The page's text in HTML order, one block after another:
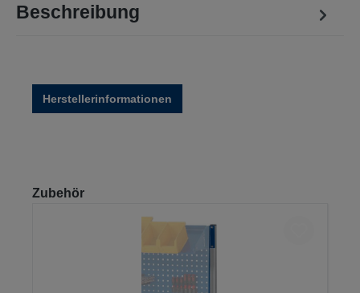
Beschreibung
Herstellerinformationen
Produktgalerie überspringen
Zubehör